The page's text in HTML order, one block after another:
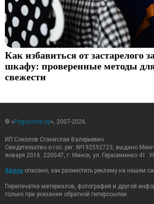
Как избавиться от застарелого
шкафу: проверенные методы
свежести
© «Pogovorim.by», 2007-2026.
ИП Соколов Станислав Валерьевич
Свидетельство о гос. рег. №192592723, выдано
января 2016. 220047, г. Минск, ул. Герасименко 41.
Здесь описано, как разместить рекламу на нашем
Перепечатка материалов, фотографий и другой
только при указании обратной гиперссылки.